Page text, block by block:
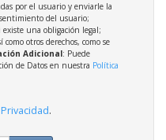
por el usuario y enviarle la
del usuario;
existe una obligación legal;
otros derechos, como se
Adicional: Puede
de Datos en nuestra Política
.